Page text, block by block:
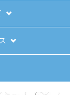
】2025